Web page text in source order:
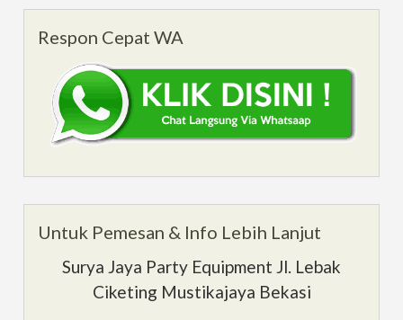
Respon Cepat WA
Untuk Pemesan & Info Lebih Lanjut
Surya Jaya Party Equipment Jl. Lebak
Ciketing Mustikajaya Bekasi